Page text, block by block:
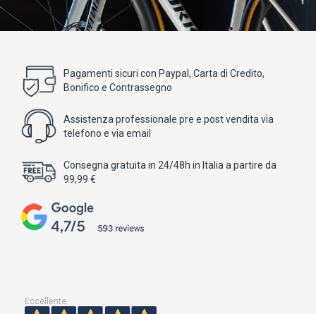
Pagamenti sicuri con Paypal, Carta di Credito,
Bonifico e Contrassegno
Assistenza professionale pre e post vendita via
telefono e via email
Consegna gratuita in 24/48h in Italia a partire da
99,99 €
Eccellente